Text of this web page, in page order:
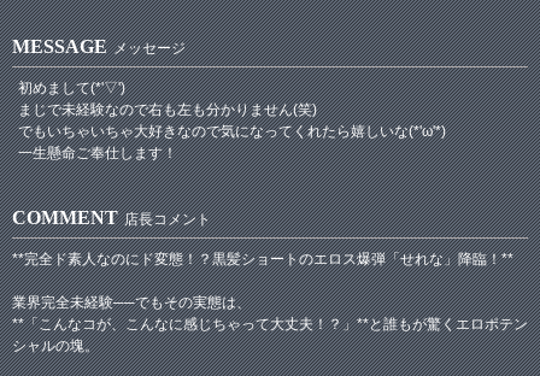
MESSAGE メッセージ
初めまして(*'▽')
まじで未経験なので右も左も分かりません(笑)
でもいちゃいちゃ大好きなので気になってくれたら嬉しいな(*'ω'*)
一生懸命ご奉仕します！
COMMENT 店長コメント
**完全ド素人なのにド変態！？黒髪ショートのエロス爆弾「せれな」降臨！**
業界完全未経験──でもその実態は、
**「こんなコが、こんなに感じちゃって大丈夫！？」**と誰もが驚くエロポテン
シャルの塊。